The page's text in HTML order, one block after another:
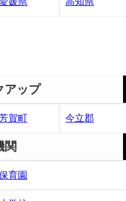
アップ
賀町 今立郡
関
育園